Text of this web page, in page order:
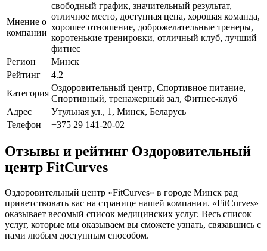
Мнение о
компании
свободный график, значительный результат,
отличное место, доступная цена, хорошая команда,
хорошее отношение, доброжелательные тренеры,
коротенькие тренировки, отличный клуб, лучший
фитнес
Регион
Минск
Рейтинг
4.2
Категория
Оздоровительный центр, Спортивное питание,
Спортивный, тренажерный зал, Фитнес-клуб
Адрес
Утульная ул., 1, Минск, Беларусь
Телефон
+375 29 141-20-02
Отзывы и рейтинг Оздоровительный
центр FitCurves
Оздоровительный центр «FitCurves» в городе Минск рад
приветствовать вас на странице нашей компании. «FitCurves»
оказывает весомый список медицинских услуг. Весь список
услуг, которые мы оказываем вы сможете узнать, связавшись с
нами любым доступным способом.